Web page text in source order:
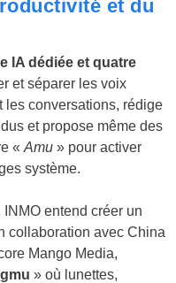
et du
IA dédiée et quatre
et séparer les voix
les conversations, rédige
et propose même des
«Amu » pour activer
système.
entend créer un
collaboration avec China
Mango Media,
» où lunettes,